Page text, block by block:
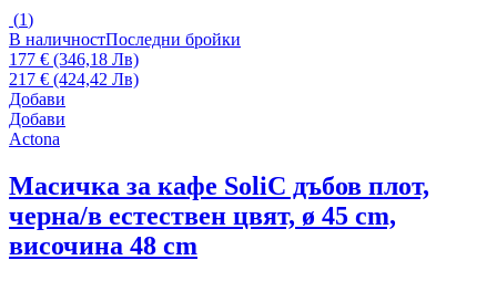
(1)
В наличностПоследни бройки
177 € (346,18 Лв)
217 € (424,42 Лв)
Добави
Добави
Actona
Масичка за кафе SoliС дъбов плот,
черна/в естествен цвят, ø 45 cm,
височина 48 cm